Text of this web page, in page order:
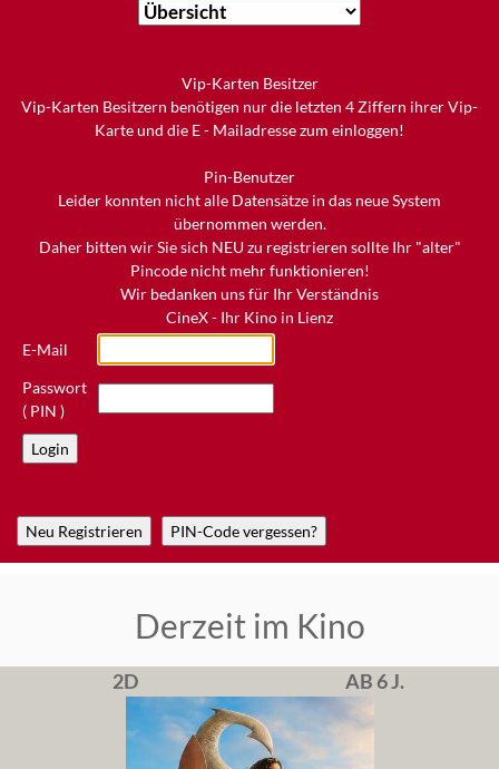
Vip-Karten Besitzer
Vip-Karten Besitzern benötigen nur die letzten 4 Ziffern ihrer Vip-
Karte und die E - Mailadresse zum einloggen!
Pin-Benutzer
Leider konnten nicht alle Datensätze in das neue System
übernommen werden.
Daher bitten wir Sie sich NEU zu registrieren sollte Ihr "alter"
Pincode nicht mehr funktionieren!
Wir bedanken uns für Ihr Verständnis
CineX - Ihr Kino in Lienz
E-Mail
Passwort
( PIN )
Derzeit im Kino
2D AB 6 J.